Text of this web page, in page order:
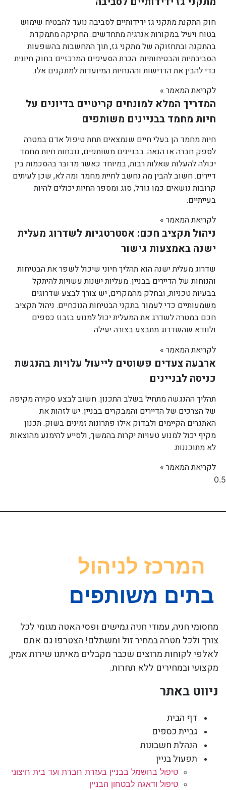
חוק התקנת מתקני גז ידידותיים לסביבה נועד להבטיח שימוש
בטוח ויעיל במקורות אנרגיה מתחדשים. החקיקה מתמקדת
בהתקנה ובתחזוקה של מתקני גז, תוך התחשבות בהשפעות
הסביבתיות והבטיחותיות. הכרת הסעיפים המרכזיים בחוק חיונית
כדי להבין את הדרישות וההנחיות המיועדות למתקנים אלו.
לקריאת המאמר »
המדריך המלא למונחים קריטיים בדיונים על
חיות מחמד בבניינים משותפים
חיות מחמד הן בעלי חיים שנמצאים תחת טיפול אדם במטרה
לספק חברה או הנאה. בבניינים משותפים, נוכחות חיות מחמד
יכולה להעלות שאלות רבות, במיוחד כאשר מדובר בהסכמות בין
דיירים. חשוב להבין מה נחשב לחיית מחמד ומה לא, שכן לעיתים
קרובות נושאים כמו גודל, סוג ומספר החיות יכולים להיות
בעייתיים.
לקריאת המאמר »
ניהול תקציב חכם: אסטרטגיות לשדרוג מעלית
ישנה באמצעות גישור
שדרוג מעלית ישנה הוא תהליך חיוני שיכול לשפר את הבטיחות
והנוחות של הדיירים בבניין. מעליות ישנות עשויות להיתקל
בבעיות טכניות, ובחלק מהמקרים, יש צורך לבצע שדרוגים
משמעותיים כדי לעמוד בתקני הבטיחות הנוכחיים. ניהול תקציב
חכם במטרה לשדרג את המעלית יכול למנוע בזבוז כספים
ולוודא שהשדרוג מתבצע בצורה יעילה.
לקריאת המאמר »
ארבעה צעדים פשוטים לייעול עלויות בהנגשת
כניסה לבניינים
תהליך ההנגשה מתחיל בשלב התכנון. חשוב לבצע סקירה מקיפה
של הצרכים של הדיירים והמבקרים בבניין. יש לזהות את
האתגרים הקיימים ולבדוק אילו פתרונות זמינים בשוק. תכנון
מקיף יכול למנוע טעויות יקרות בהמשך, ולסייע להימנע מהוצאות
לא מתוכננות.
לקריאת המאמר »
מחסומי חניה, עמודי חניה גמישים ופסי האטה מגומי לכל
צורך ולכל מטרה במחיר זול ומשתלם! הצטרפו גם אתם
לאלפי לקוחות מרוצים שכבר מקבלים מאיתנו שירות אמין,
מקצועי ובמחירים ללא תחרות.
ניווט באתר
דף הבית
גביית כספים
הנהלת חשבונות
תפעול בניין
טיפול בחשמל בבניין בעזרת חברת ועד בית חיצוני
טיפול ודאגה לבטחון הבניין